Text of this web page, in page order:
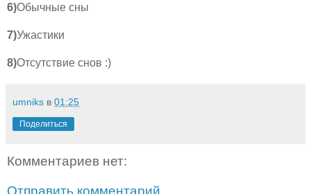
6)Обычные сны
7)Ужастики
8)Отсутствие снов :)
umniks в 01:25
Поделиться
Комментариев нет: